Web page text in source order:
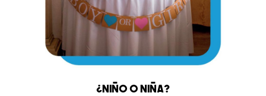
¿NIÑO O NIÑA?